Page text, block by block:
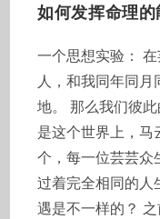
如何发挥命理
一个思想实验：
人，和我同年同
地。 那么我们彼
是这个世界上，马
个，每一位芸芸众
过着完全相同的人
遇是不一样的？